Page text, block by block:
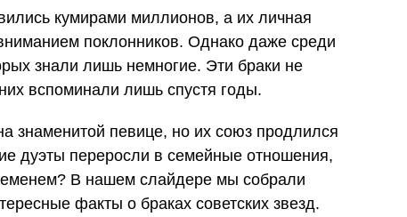
кумирами миллионов, а их личная
поклонников. Однако даже среди
знали лишь немногие. Эти браки не
вспоминали лишь спустя годы.
знаменитой певице, но их союз продлился
дуэты переросли в семейные отношения,
В нашем слайдере мы собрали
факты о браках советских звезд.